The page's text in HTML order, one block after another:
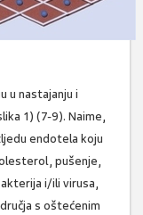
u nastajanju i
1) (7-9). Naime,
endotela koju
pušenje,
i/ili virusa,
s oštećenim